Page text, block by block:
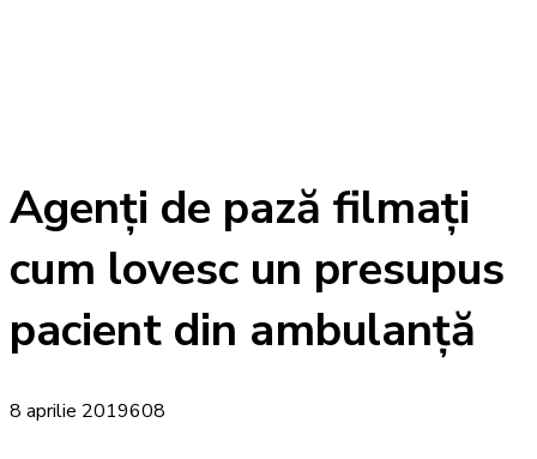
Agenți de pază filmați
cum lovesc un presupus
pacient din ambulanță
8 aprilie 2019608